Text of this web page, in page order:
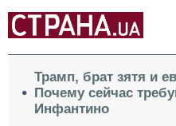
Трамп, брат зятя и
Почему сейчас
Инфантино